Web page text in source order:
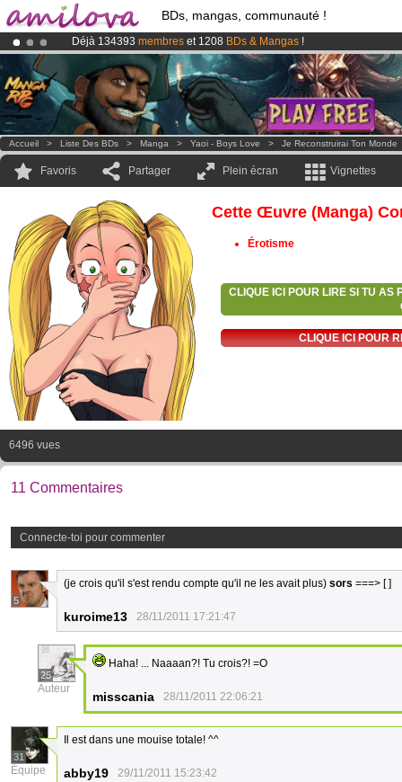
BDs, mangas, communauté !
Déjà 134393 membres et 1208 BDs & Mangas !
LeKickstarter Amilova est désormais lancé!.
Abonnement premium: à partir de
3.95 eurospar mois !Clique ici
Accueil > Liste Des BDs > Manga > Yaoi - Boys Love > Je Reconstruirai Ton Monde
Favoris Partager Plein écran Vignettes
Cette Œuvre (manga)
Érotisme
CLIQUE ICI POUR LIRE SI TU AS
CLIQUE ICI POUR
6496 vues
11 Commentaires
Connecte-toi pour commenter
5
(je crois qu'il s'est rendu compte qu'il ne les avait plus) sors ===> [ ]
kuroime13 28/11/2011 17:21:47
25
Auteur
Haha! ... Naaaan?! Tu crois?! =O
misscania 28/11/2011 22:06:21
31
Équipe
Il est dans une mouise totale! ^^
abby19 29/11/2011 15:23:42